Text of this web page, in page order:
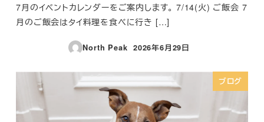
7月のイベントカレンダーをご案内します。 7/14(火) ご飯会 7
月のご飯会はタイ料理を食べに行き […]
North Peak
投稿日
2026年6月29日
ブログ